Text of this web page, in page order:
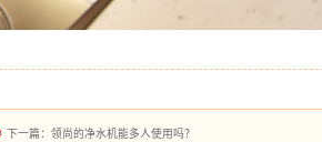
下一篇：领尚的净水机能多人使用吗？